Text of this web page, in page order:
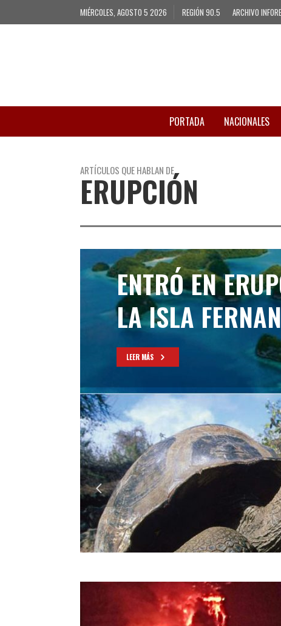
MIÉRCOLES, AGOSTO 5 2026 REGIÓN 90.5 ARCHIVO
PORTADA NACIONALES
ARTÍCULOS QUE HABLAN DE
ERUPCIÓN
ENTRÓ EN
LA ISLA
LEER MÁS